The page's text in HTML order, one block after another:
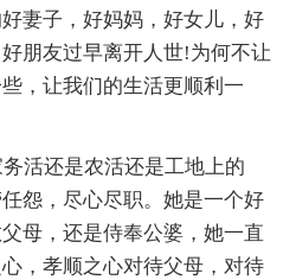
妻子，好妈妈，好女儿，好
朋友过早离开人世!为何不让
，让我们的生活更顺利一
活还是农活还是工地上的
怨，尽心尽职。她是一个好
母，还是侍奉公婆，她一直
，孝顺之心对待父母，对待